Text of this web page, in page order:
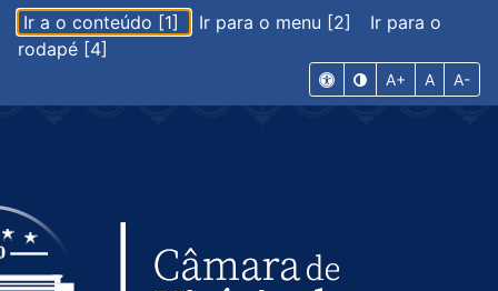
Ir a o conteúdo [1] Ir para o menu [2]
Ir para o
rodapé [4]
A+ A A-